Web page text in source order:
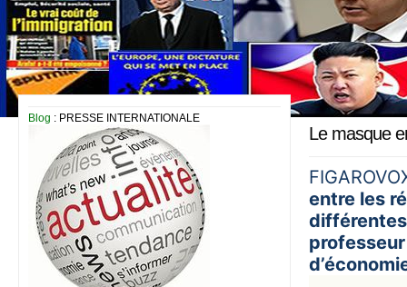
Blog : PRESSE INTERNATIONALE 13 décembre 2020
Le masque
entre les